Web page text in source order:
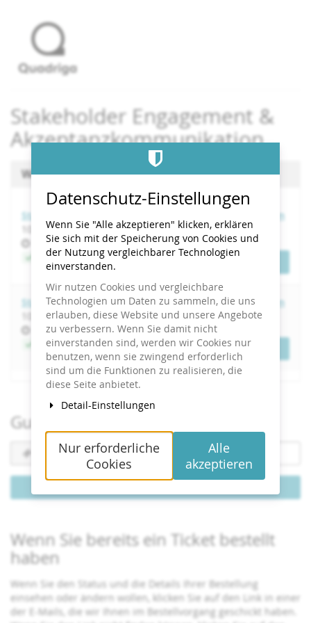
Haupt-
springen
Stakeholder Engagement &
Akzeptanzkommunikation
Wählen Sie einen Termin aus
Stakeholder Engagement & Akzeptanzkommunikation
bis
11. November 2026
Uhrzeit
10:00
Jetzt buchen Tickets
Stakeholder Engagement & Akzeptanzkommunikation
bis
11. Mai 2027
Uhrzeit
10:00
Jetzt buchen Tickets
Gutschein einlösen
Gutscheincode
Wenn Sie bereits ein Ticket bestellt
haben
Wenn Sie den Status und die Details Ihrer Bestellung
einsehen oder ändern wollen, klicken Sie auf den Link in einer
der E-Mails, die wir Ihnen im Bestellvorgang geschickt haben.
Datenschutz-Einstellungen
Wenn Sie "Alle akzeptieren" klicken, erklären
Sie sich mit der Speicherung von Cookies und
der Nutzung vergleichbarer Technologien
einverstanden.
Wir nutzen Cookies und vergleichbare
Technologien um Daten zu sammeln, die uns
erlauben, diese Website und unsere Angebote
zu verbessern. Wenn Sie damit nicht
einverstanden sind, werden wir Cookies nur
benutzen, wenn sie zwingend erforderlich
sind um die Funktionen zu realisieren, die
diese Seite anbietet.
Detail-Einstellungen
Nur erforderliche
Cookies
Alle
akzeptieren